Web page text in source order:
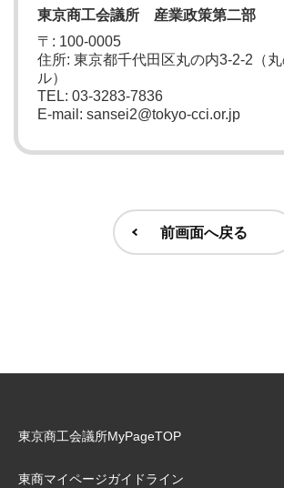
東京商工会議所 産業政策第二部
〒: 100-0005
住所: 東京都千代田区丸の内3-2-2（
ル）
TEL: 03-3283-7836
E-mail: sansei2@tokyo-cci.or.jp
前画面へ戻る
東京商工会議所MyPageTOP
東商マイページガイドライン